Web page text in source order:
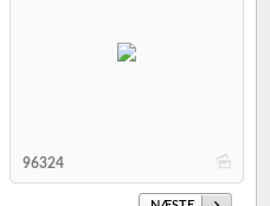
b
96324